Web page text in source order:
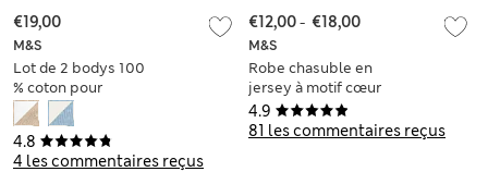
4.8
4 les commentaires reçus
M&S
Lot de 2 bodys 100
% coton pour
dysplasie de la
hanche (3,2 kg-1 an)
€19,00
4.9
81 les commentaires reçus
M&S
Robe chasuble en
jersey à motif cœur
avec poche, idéale
pour l’école (du 2 au
€12,00- €18,00